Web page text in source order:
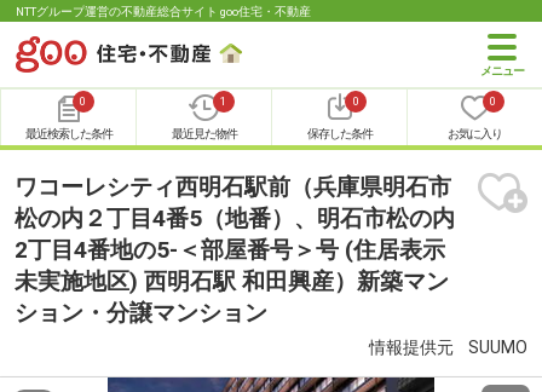
NTTグループ運営の不動産総合サイト goo住宅・不動産
0
最近検索した条件
1
最近見た物件
0
保存した条件
0
お気に入り
ワコーレシティ西明石駅前（兵庫県明石市
松の内２丁目4番5（地番）、明石市松の内
2丁目4番地の5-＜部屋番号＞号 (住居表示
未実施地区) 西明石駅 和田興産）新築マン
ション・分譲マンション
情報提供元 SUUMO